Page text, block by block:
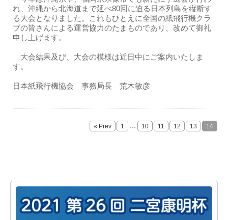
れ、沖縄から北海道まで延べ80回に迫る日本列島を縦断す
る大会となりました。これもひとえに全国の紙飛行機クラ
ブの皆さんによる運営協力のたまものであり、改めて御礼
申し上げます。
大会結果及び、大会の模様は近日中にご案内いたしま
す。
日本紙飛行機協会 事務局長 荒木敏彦
« Prev 1 ... 10 11 12 13 14